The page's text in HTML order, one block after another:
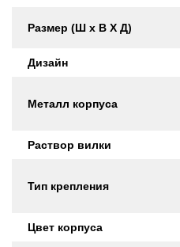
Размер (Ш x В X Д)
Дизайн
Металл корпуса
Раствор вилки
Тип крепления
Цвет корпуса